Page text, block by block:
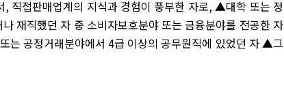
, 직접판매업계의 지식과 경험이 풍부한 자로,▲대학 또는 정
재직했던 자 중 소비자보호분야 또는 금융분야를 전공한 자
는 공정거래분야에서4급 이상의 공무원직에 있었던 자▲그